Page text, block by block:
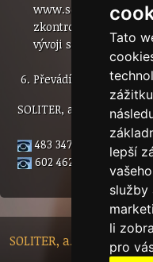
Tato
lepší
služby
li
pro
www.soliter.cz a
zkontrolovat. Cena
vývoji světové ceny.
Převádíme/posíláme
SOLITER, a.s.
483 347 517
602 462 582
SOLITER, a.s. - Nádražní